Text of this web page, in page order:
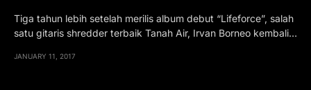
Tiga tahun lebih setelah merilis album debut “Lifeforce”, salah
satu gitaris shredder terbaik Tanah Air, Irvan Borneo kembali…
JANUARY 11, 2017